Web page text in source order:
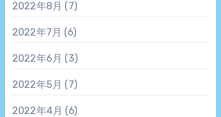
2022年8月 (7)
2022年7月 (6)
2022年6月 (3)
2022年5月 (7)
2022年4月 (6)